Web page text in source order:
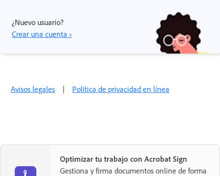
¿Nuevo usuario?
Crear una cuenta ›
Avisos legales | Política de privacidad en línea
Optimizar tu trabajo con Acrobat Sign
Gestiona y firma documentos online de forma